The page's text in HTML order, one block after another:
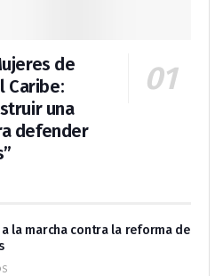
de
Caribe:
una
defender
a la marcha contra la reforma de